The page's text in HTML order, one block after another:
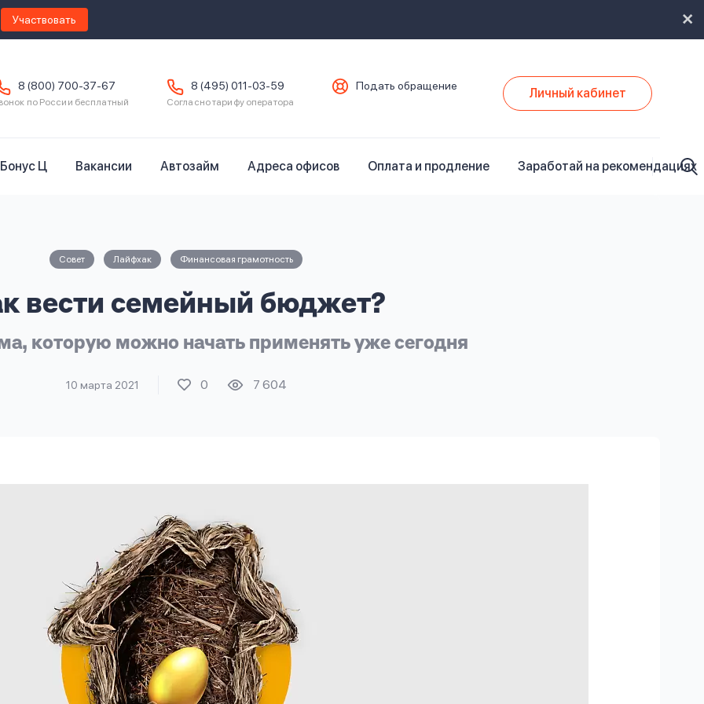
Участвовать
8 (800) 700-37-67
по России бесплатный
8 (495) 011-03-59
Согласно тарифу оператора
Подать обращение Личный кабинет
Бонус Ц Вакансии Автозайм Адреса офисов Оплата и продление Заработай на рекомендациях
Совет Лайфхак Финансовая грамотность
вести семейный бюджет?
которую можно начать применять уже сегодня
10 марта 2021 0 7 604